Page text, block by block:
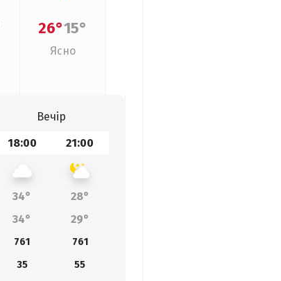
26°15°
Ясно
Вечір
18:00 21:00
34°
28°
34° 29°
761
761
35
55